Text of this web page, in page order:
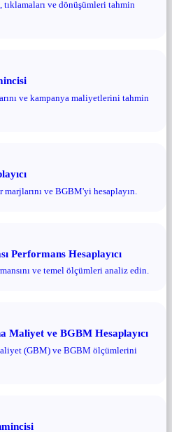
tıklamaları ve dönüşümleri tahmin
ve kampanya maliyetlerini tahmin
marjlarını ve BGBM'yi hesaplayın.
Performans Hesaplayıcı
ve temel ölçümleri analiz edin.
Maliyet ve BGBM Hesaplayıcı
(GBM) ve BGBM ölçümlerini